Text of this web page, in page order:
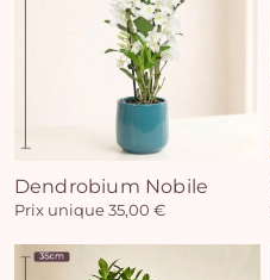
Dendrobium Nobile
Prix unique 35,00 €